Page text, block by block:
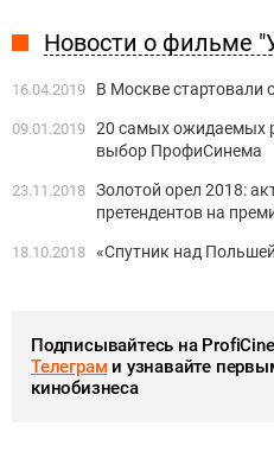
Новости о фильме
16.04.2019 В Москве стартовали
09.01.2019 20 самых ожидаемых
выбор ПрофиСинема
23.11.2018 Золотой орел 2018:
претендентов на
18.10.2018 «Спутник над
Подписывайтесь на
Телеграми узнавайте
кинобизнеса